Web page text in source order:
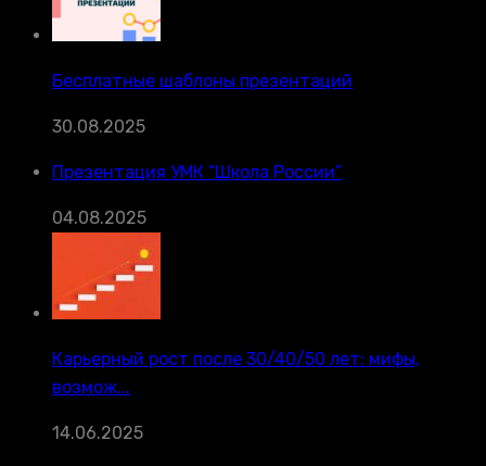
Бесплатные шаблоны презентаций
30.08.2025
Презентация УМК “Школа России”
04.08.2025
Карьерный рост после 30/40/50 лет: мифы,
возмож...
14.06.2025